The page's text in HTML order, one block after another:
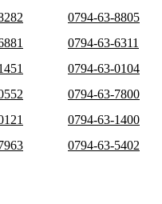
0794-63-8805
0794-63-6311
0794-63-0104
0794-63-7800
0794-63-1400
0794-63-5402